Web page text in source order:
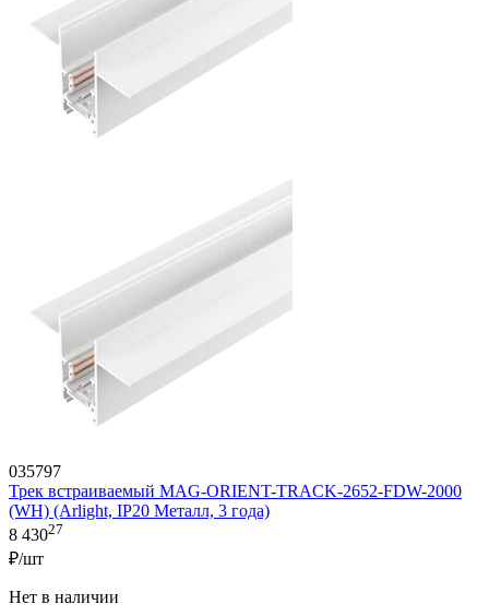
035797
Трек встраиваемый MAG-ORIENT-TRACK-2652-FDW-2000
(WH) (Arlight, IP20 Металл, 3 года)
8 43027
₽/шт
Нет в наличии